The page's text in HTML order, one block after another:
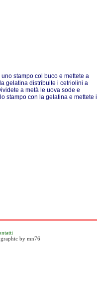
stampo col buco e mettete a
gelatina distribuite i cetriolini a
a metà le uova sode e
stampo con la gelatina e mettete
by mn76